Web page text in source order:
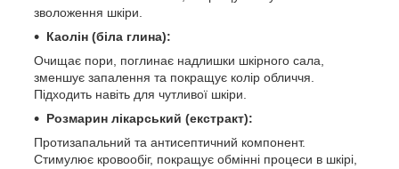
зволоження шкіри.
Каолін (біла глина):
Очищає пори, поглинає надлишки шкірного сала,
зменшує запалення та покращує колір обличчя.
Підходить навіть для чутливої шкіри.
Розмарин лікарський (екстракт):
Протизапальний та антисептичний компонент.
Стимулює кровообіг, покращує обмінні процеси в шкірі,